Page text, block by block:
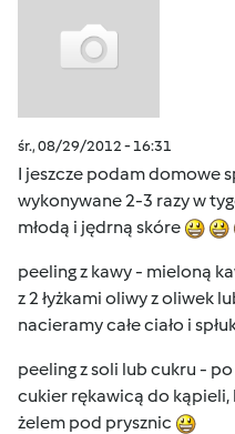
śr., 08/29/2012 - 16:31
I jeszcze podam domowe
wykonywane 2-3 razy w
młodą i jędrną skóre
peeling z kawy - mieloną
z 2 łyżkami oliwy z oliwek
nacieramy całe ciało i
peeling z soli lub cukru -
cukier rękawicą do kąpieli,
żelem pod prysznic